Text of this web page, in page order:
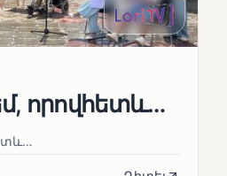
որովհետև…